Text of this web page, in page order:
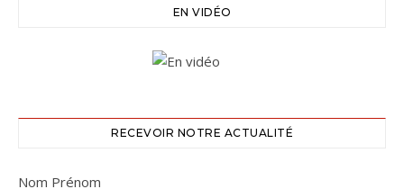
EN VIDÉO
RECEVOIR NOTRE ACTUALITÉ
Nom Prénom